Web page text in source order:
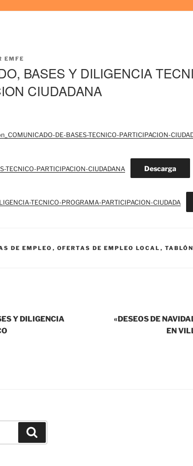
EMFE
BASES Y DILIGENCIA
CIUDADANA
DE-BASES-TECNICO-PARTICIPACION-
TECNICO-PARTICIPACION-CIUDADANA Descarga
TECNICO-PROGRAMA-PARTICIPACION-CIUDADA
DE EMPLEO , OFERTAS DE EMPLEO LOCAL ,
Y DILIGENCIA
«DESEOS DE
EN